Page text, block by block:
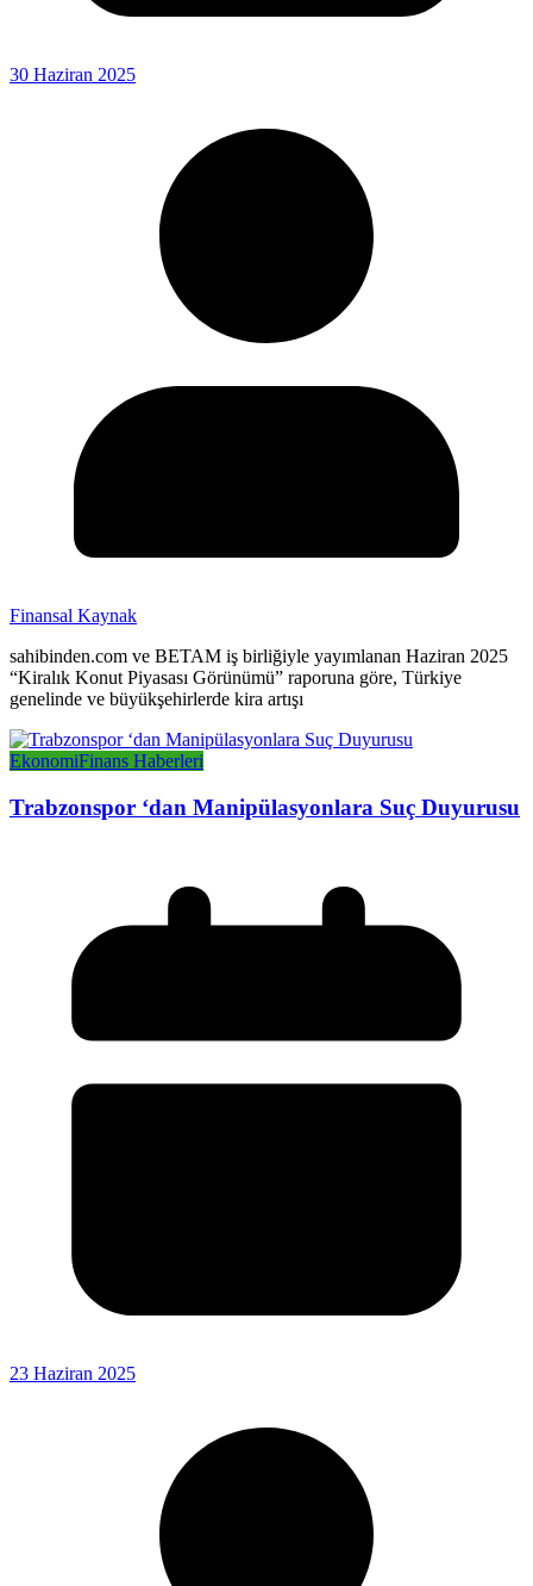
30 Haziran 2025
Finansal Kaynak
sahibinden.com ve BETAM iş birliğiyle yayımlanan Haziran 2025
“Kiralık Konut Piyasası Görünümü” raporuna göre, Türkiye
genelinde ve büyükşehirlerde kira artışı
EkonomiFinans Haberleri
Trabzonspor ‘dan Manipülasyonlara Suç Duyurusu
23 Haziran 2025